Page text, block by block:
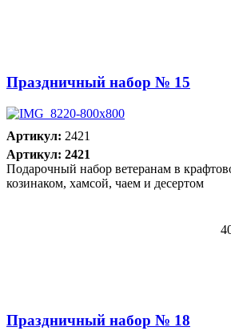
Праздничный набор № 15
Артикул: 2421
Артикул: 2421
Подарочный набор ветеранам в
козинаком, хамсой, чаем и десертом
Праздничный набор № 18